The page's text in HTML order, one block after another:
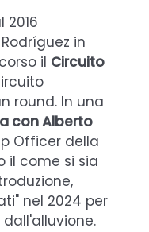
in
il Circuito
round. In una
con Alberto
Officer della
il come si sia
nel 2024 per